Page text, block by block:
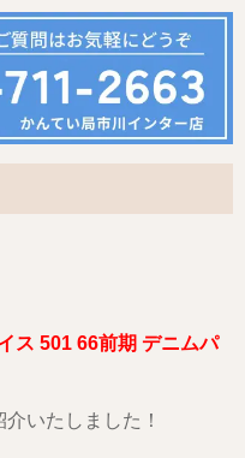
ス 501 66前期 デニムパ
いたしました！